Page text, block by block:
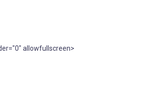
allowfullscreen>